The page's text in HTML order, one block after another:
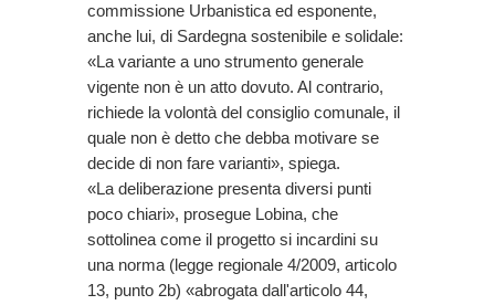
commissione Urbanistica ed esponente,
anche lui, di Sardegna sostenibile e solidale:
«La variante a uno strumento generale
vigente non è un atto dovuto. Al contrario,
richiede la volontà del consiglio comunale, il
quale non è detto che debba motivare se
decide di non fare varianti», spiega.
«La deliberazione presenta diversi punti
poco chiari», prosegue Lobina, che
sottolinea come il progetto si incardini su
una norma (legge regionale 4/2009, articolo
13, punto 2b) «abrogata dall'articolo 44,